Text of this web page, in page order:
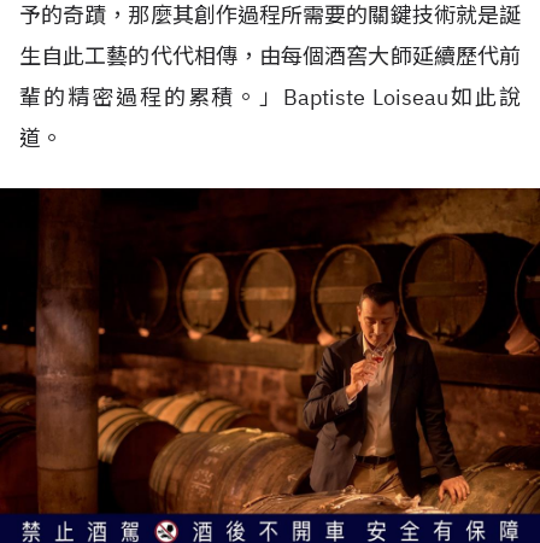
予的奇蹟，那麼其創作過程所需要的關鍵技術就是誕
生自此工藝的代代相傳，由每個酒窖大師延續歷代前
輩的精密過程的累積。」Baptiste Loiseau如此說
道。